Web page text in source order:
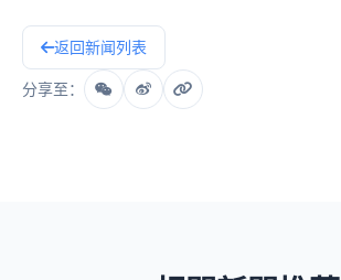
返回新闻列表
分享至：